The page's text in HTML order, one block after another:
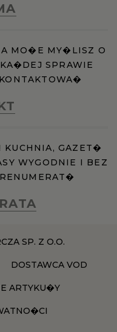
MO�E MY�LISZ O
SPRAWIE
KUCHNIA, GAZET�
WYGODNIE I BEZ
SP. Z O.O.
DOSTAWCA VOD
ARTYKU�Y